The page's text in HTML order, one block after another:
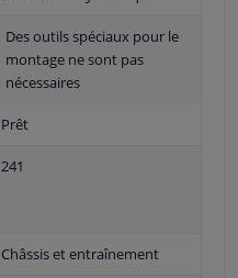
Des outils spéciaux pour le
montage ne sont pas
nécessaires
Prêt
241
Châssis et entraînement